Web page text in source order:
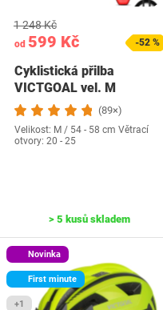
od 599 Kč
1 248 Kč
-52 %
Cyklistická přilba
VICTGOAL vel. M
(89×)
Velikost: M / 54 - 58 cm Větrací
otvory: 20 - 25
> 5 kusů skladem
Novinka
First minute
+1